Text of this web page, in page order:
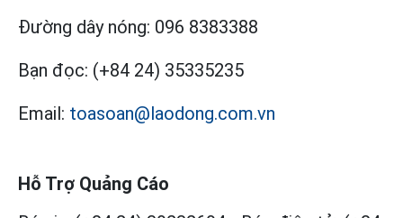
Đường dây nóng: 096 8383388
Bạn đọc: (+84 24) 35335235
Email: toasoan@laodong.com.vn
Hỗ Trợ Quảng Cáo